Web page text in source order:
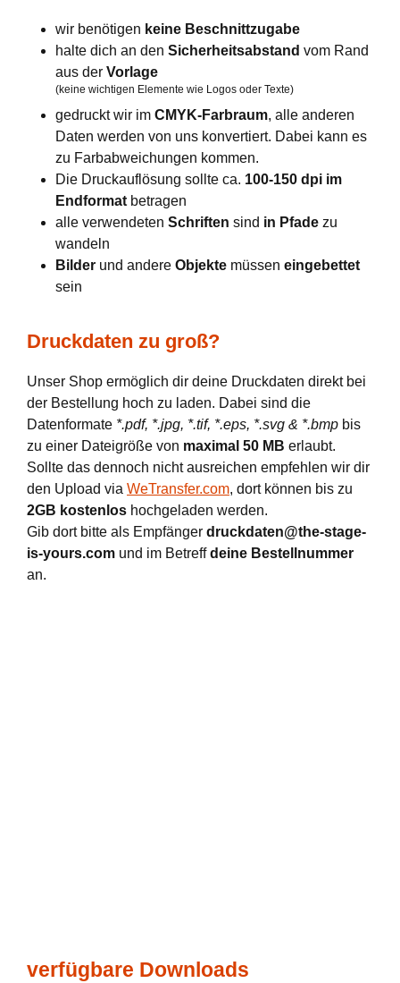
wir benötigen keine Beschnittzugabe
halte dich an den Sicherheitsabstand vom Rand
aus der Vorlage
(keine wichtigen Elemente wie Logos oder Texte)
gedruckt wir im CMYK-Farbraum, alle anderen
Daten werden von uns konvertiert. Dabei kann es
zu Farbabweichungen kommen.
Die Druckauflösung sollte ca. 100-150 dpi im
Endformat betragen
alle verwendeten Schriften sind in Pfade zu
wandeln
Bilder und andere Objekte müssen eingebettet
sein
Druckdaten zu groß?
Unser Shop ermöglich dir deine Druckdaten direkt bei
der Bestellung hoch zu laden. Dabei sind die
Datenformate *.pdf, *.jpg, *.tif, *.eps, *.svg & *.bmp bis
zu einer Dateigröße von maximal 50 MB erlaubt.
Sollte das dennoch nicht ausreichen empfehlen wir dir
den Upload via WeTransfer.com, dort können bis zu
2GB kostenlos hochgeladen werden.
Gib dort bitte als Empfänger druckdaten@the-stage-
is-yours.com und im Betreffdeine Bestellnummer
an.
verfügbare Downloads